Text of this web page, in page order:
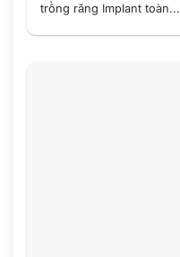
trồng răng Implant toàn...